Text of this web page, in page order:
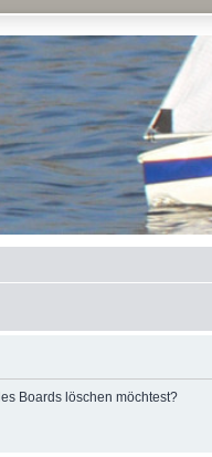
Boards löschen möchtest?